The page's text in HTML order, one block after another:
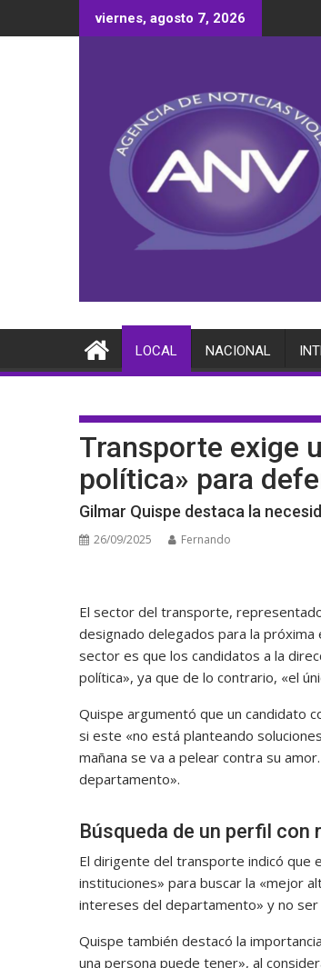
al
viernes, agosto 7, 2026
LOCAL NACIONAL
Transporte exige
política» para
Gilmar Quispe destaca la
26/09/2025 Fernando
El sector del transporte,
designado delegados para la próxima
sector es que los candidatos a la
política», ya que de lo contrario, «el
Quispe argumentó que un candidato
si este «no está planteando
mañana se va a pelear contra su
departamento».
Búsqueda de un perfil con
El dirigente del transporte indicó que
instituciones» para buscar la «mejor
intereses del departamento» y no
Quispe también destacó la
una persona puede tener», al